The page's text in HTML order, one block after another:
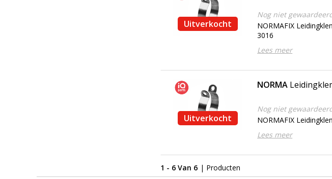
Uitverkocht
Nog niet
NORMAFIX
3016
Lees meer
Uitverkocht
NORMA
Nog niet
NORMAFIX
Lees meer
1 - 6 Van 6 | Producten